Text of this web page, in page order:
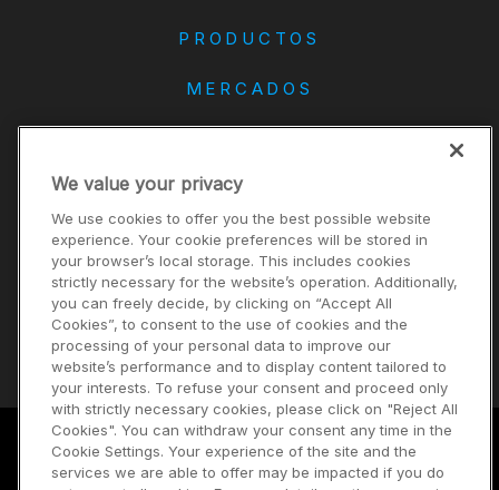
PRODUCTOS
MERCADOS
CONTACTO
Carreras
Inversores
Noticias
Proveedores
We value your privacy
We use cookies to offer you the best possible website
experience. Your cookie preferences will be stored in
your browser’s local storage. This includes cookies
strictly necessary for the website’s operation. Additionally,
you can freely decide, by clicking on “Accept All
Cookies”, to consent to the use of cookies and the
processing of your personal data to improve our
website’s performance and to display content tailored to
your interests. To refuse your consent and proceed only
with strictly necessary cookies, please click on "Reject All
Cookies". You can withdraw your consent any time in the
Cookie Settings. Your experience of the site and the
services we are able to offer may be impacted if you do